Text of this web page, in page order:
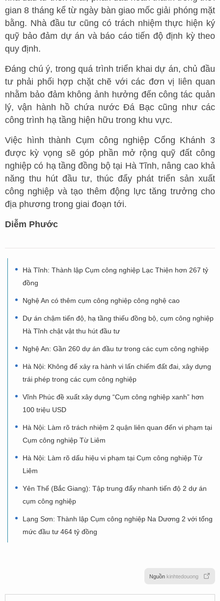
gian 8 tháng kể từ ngày bàn giao mốc giải phóng mặt
bằng. Nhà đầu tư cũng có trách nhiệm thực hiện ký
quỹ bảo đảm dự án và báo cáo tiến độ định kỳ theo
quy định.
Đáng chú ý, trong quá trình triển khai dự án, chủ đầu
tư phải phối hợp chặt chẽ với các đơn vị liên quan
nhằm bảo đảm không ảnh hưởng đến công tác quản
lý, vận hành hồ chứa nước Đá Bạc cũng như các
công trình hạ tầng hiện hữu trong khu vực.
Việc hình thành Cụm công nghiệp Cổng Khánh 3
được kỳ vọng sẽ góp phần mở rộng quỹ đất công
nghiệp có hạ tầng đồng bộ tại Hà Tĩnh, nâng cao khả
năng thu hút đầu tư, thúc đẩy phát triển sản xuất
công nghiệp và tạo thêm động lực tăng trưởng cho
địa phương trong giai đoạn tới.
Diễm Phước
Hà Tĩnh: Thành lập Cụm công nghiệp Lạc Thiện hơn 267 tỷ
đồng
Nghệ An có thêm cụm công nghiệp công nghệ cao
Dự án chậm tiến độ, hạ tầng thiếu đồng bộ, cụm công nghiệp
Hà Tĩnh chật vật thu hút đầu tư
Nghệ An: Gần 260 dự án đầu tư trong các cụm công nghiệp
Hà Nội: Không để xảy ra hành vi lấn chiếm đất đai, xây dựng
trái phép trong các cụm công nghiệp
Vĩnh Phúc đề xuất xây dựng “Cụm công nghiệp xanh” hơn
100 triệu USD
Hà Nội: Làm rõ trách nhiệm 2 quận liên quan đến vi phạm tại
Cụm công nghiệp Từ Liêm
Hà Nội: Làm rõ dấu hiệu vi phạm tại Cụm công nghiệp Từ
Liêm
Yên Thế (Bắc Giang): Tập trung đẩy nhanh tiến độ 2 dự án
cụm công nghiệp
Lạng Sơn: Thành lập Cụm công nghiệp Na Dương 2 với tổng
mức đầu tư 464 tỷ đồng
Nguồn kinhtedouong